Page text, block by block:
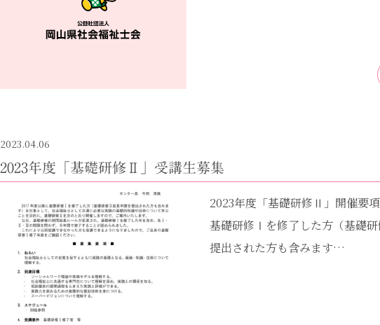
2023.04.06
2023年度「基礎研修Ⅱ」受講生募集
2023年度「基礎研修Ⅱ」開催要
基礎研修Ⅰを修了した方（基礎
提出された方も含みます…